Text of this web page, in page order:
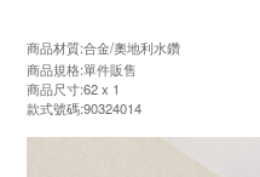
商品材質:合金/奧地利水鑽
商品規格:單件販售
商品尺寸:62 x 1
款式號碼:90324014